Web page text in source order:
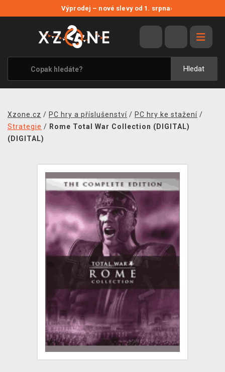
Výprodej – nové slevy od 1. srpna›
Hledat
VÝPRODEJ
VIDEOHRY
XZONE ORIGINALS
TÉMATIKY
MERCHANDISE
KONTAKT
PRODEJNY
DOPRAVA
TCG & BOARDGAME HUB
VÝKUP HER (BAZAR)
Xzone.cz / PC hry a příslušenství / PC hry ke stažení /
Strategie / Rome Total War Collection (DIGITAL)
(DIGITAL)